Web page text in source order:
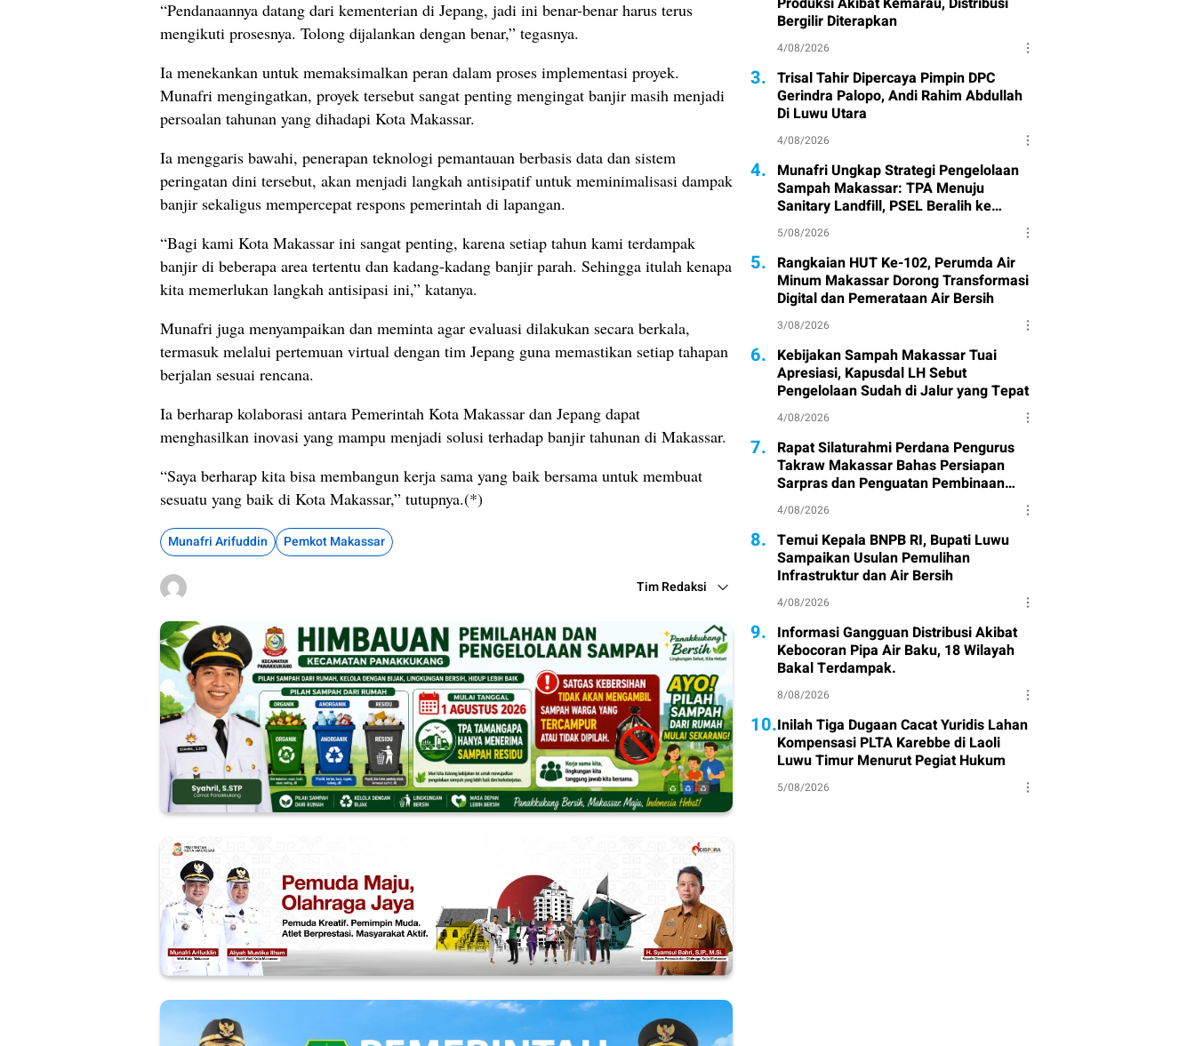
“Pendanaannya datang dari kementerian di Jepang, jadi ini benar-benar harus terus
mengikuti prosesnya. Tolong dijalankan dengan benar,” tegasnya.
Ia menekankan untuk memaksimalkan peran dalam proses implementasi proyek.
Munafri mengingatkan, proyek tersebut sangat penting mengingat banjir masih menjadi
persoalan tahunan yang dihadapi Kota Makassar.
Ia menggaris bawahi, penerapan teknologi pemantauan berbasis data dan sistem
peringatan dini tersebut, akan menjadi langkah antisipatif untuk meminimalisasi dampak
banjir sekaligus mempercepat respons pemerintah di lapangan.
“Bagi kami Kota Makassar ini sangat penting, karena setiap tahun kami terdampak
banjir di beberapa area tertentu dan kadang-kadang banjir parah. Sehingga itulah kenapa
kita memerlukan langkah antisipasi ini,” katanya.
Munafri juga menyampaikan dan meminta agar evaluasi dilakukan secara berkala,
termasuk melalui pertemuan virtual dengan tim Jepang guna memastikan setiap tahapan
berjalan sesuai rencana.
Ia berharap kolaborasi antara Pemerintah Kota Makassar dan Jepang dapat
menghasilkan inovasi yang mampu menjadi solusi terhadap banjir tahunan di Makassar.
“Saya berharap kita bisa membangun kerja sama yang baik bersama untuk membuat
sesuatu yang baik di Kota Makassar,” tutupnya.(*)
Munafri Arifuddin Pemkot Makassar
Tim Redaksi
Bergilir Diterapkan
4/08/2026
3. Trisal Tahir Dipercaya Pimpin DPC
Gerindra Palopo, Andi Rahim Abdullah
Di Luwu Utara
4/08/2026
4. Munafri Ungkap Strategi Pengelolaan
Sampah Makassar: TPA Menuju
Sanitary Landfill, PSEL Beralih ke
Perpres 109
5/08/2026
5. Rangkaian HUT Ke-102, Perumda Air
Minum Makassar Dorong Transformasi
Digital dan Pemerataan Air Bersih
3/08/2026
6. Kebijakan Sampah Makassar Tuai
Apresiasi, Kapusdal LH Sebut
Pengelolaan Sudah di Jalur yang Tepat
4/08/2026
7. Rapat Silaturahmi Perdana Pengurus
Takraw Makassar Bahas Persiapan
Sarpras dan Penguatan Pembinaan
Atlet
4/08/2026
8. Temui Kepala BNPB RI, Bupati Luwu
Sampaikan Usulan Pemulihan
Infrastruktur dan Air Bersih
4/08/2026
9. Informasi Gangguan Distribusi Akibat
Kebocoran Pipa Air Baku, 18 Wilayah
Bakal Terdampak.
8/08/2026
10.Inilah Tiga Dugaan Cacat Yuridis Lahan
Kompensasi PLTA Karebbe di Laoli
Luwu Timur Menurut Pegiat Hukum
5/08/2026